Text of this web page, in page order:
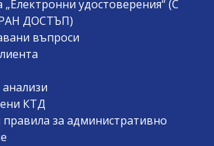
„Електронни удостоверения“ (С
ДОСТЪП)
въпроси
КТД
за административно